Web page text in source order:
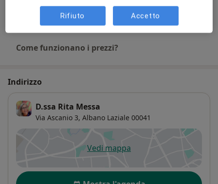
+1 prestazione
Come funzionano i prezzi?
Indirizzo
D.ssa Rita Messa
Via Ascanio 3, Albano Laziale 00041
Vedi mappasi apre in una nuova scheda
Disponibilità
Rifiuto Accetto